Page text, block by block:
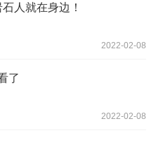
人就在身边！
2022-02-08
了
2022-02-08